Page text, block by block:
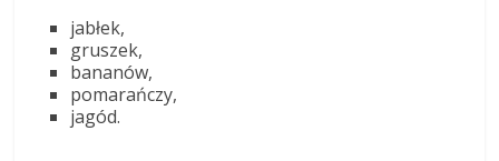
jabłek,
gruszek,
bananów,
pomarańczy,
jagód.